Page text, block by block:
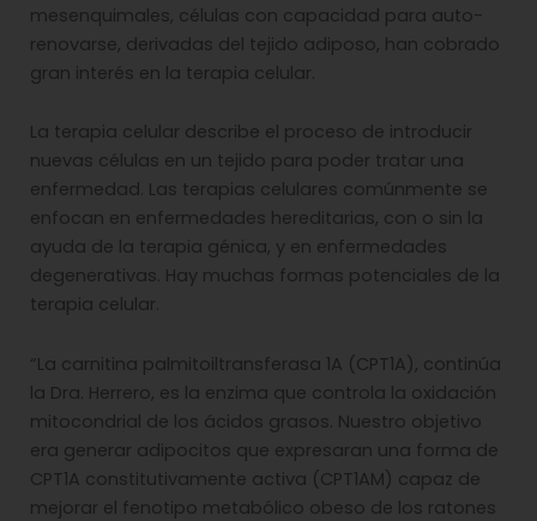
mesenquimales, células con capacidad para auto-
renovarse, derivadas del tejido adiposo, han cobrado
gran interés en la terapia celular.
La terapia celular describe el proceso de introducir
nuevas células en un tejido para poder tratar una
enfermedad. Las terapias celulares comúnmente se
enfocan en enfermedades hereditarias, con o sin la
ayuda de la terapia génica, y en enfermedades
degenerativas. Hay muchas formas potenciales de la
terapia celular.
“La carnitina palmitoiltransferasa 1A (CPT1A), continúa
la Dra. Herrero, es la enzima que controla la oxidación
mitocondrial de los ácidos grasos. Nuestro objetivo
era generar adipocitos que expresaran una forma de
CPT1A constitutivamente activa (CPT1AM) capaz de
mejorar el fenotipo metabólico obeso de los ratones